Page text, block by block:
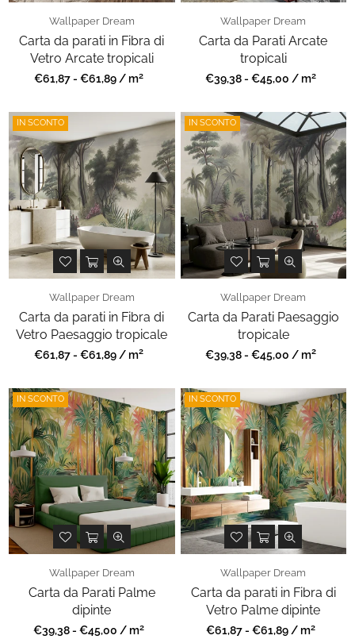
Wallpaper Dream
Carta da parati in Fibra di
Vetro Arcate tropicali
Prezzo
€61,87 - €61,89 / m2
Wallpaper Dream
Carta da Parati Arcate
tropicali
Prezzo
€39,38 - €45,00 / m2
IN SCONTO
Wallpaper Dream
Carta da parati in Fibra di
Vetro Paesaggio tropicale
Prezzo
€61,87 - €61,89 / m2
IN SCONTO
Wallpaper Dream
Carta da Parati Paesaggio
tropicale
Prezzo
€39,38 - €45,00 / m2
IN SCONTO
Wallpaper Dream
Carta da Parati Palme
dipinte
Prezzo
€39,38 - €45,00 / m2
IN SCONTO
Wallpaper Dream
Carta da parati in Fibra di
Vetro Palme dipinte
Prezzo
€61,87 - €61,89 / m2